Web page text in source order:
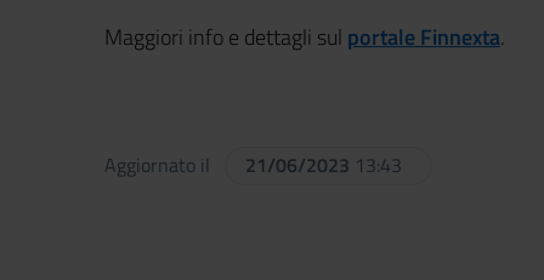
Maggiori info e dettagli sul portale Finnexta.
Aggiornato il 21/06/2023 13:43